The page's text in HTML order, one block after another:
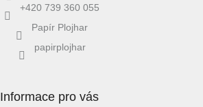
+420 739 360 055
Papír Plojhar
papirplojhar
Informace pro vás